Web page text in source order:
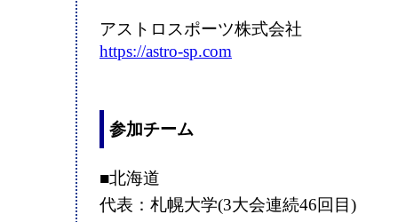
アストロスポーツ株式会社
https://astro-sp.com
参加チーム
■北海道
代表：札幌大学(3大会連続46回目)